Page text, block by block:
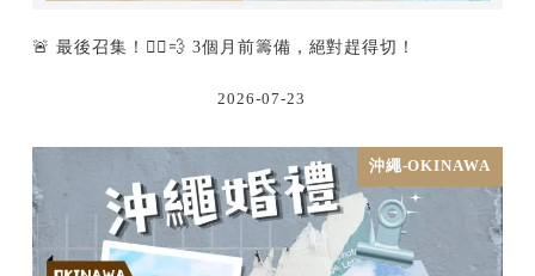
🚨 最後召集！🏃‍♂️💨 3個月前籌備，絕對趕得切！
2026-07-23
沖繩-OKINAWA